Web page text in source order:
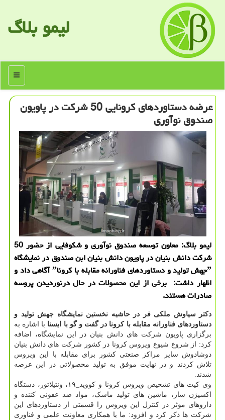
لیمو بلاگ
منو
عرضه دستاوردهای كرونایی 50 شركت در پاویون
صندوق نوآوری
لیمو بلاگ: معاون توسعه صندوق نوآوری و شكوفایی از حضور 50
شركت دانش بنیان در پاویون دانش بنیان ابن صندوق در نمایشگاه
ˮجهش تولید و دستاوردهای فناورانه مقابله با كروناˮ آگاهی داد و
اظهار داشت: برخی از این محصولات در حال درنوردیدن پروسه
صادرات هستند.
دکتر سیاوش ملکی فر در حاشیه نخستین نمایشگاه جهش تولید و
دستاوردهای فناورانه مقابله با کرونا در گفت و گو با ایسنا با اشاره به
برگزاری پاویون شرکت های دانش بنیان در این نمایشگاه، اضافه
کرد: از شروع شیوع ویروس کرونا در کشور شرکت های دانش بنیان
دوشادوش سایر مراکز صنعتی کشور برای مقابله با این ویروس
تلاش کردند و در نهایت موفق به تولید محصولاتی در این عرصه
شدند.
وی کیت های تشخیص ویروس کرونا و کووید_۱۹، ونتیلاتور، دستگاه
اکسیژن ساز، ماشین های تولید ماسک، مواد ضد عفونی کننده و
داروهای موثر در کنترل این ویروس را قسمتی از دستاوردهای این
شرکت ها ذکر کرد و افزود: ما با همکاری معاونت علمی و فناوری